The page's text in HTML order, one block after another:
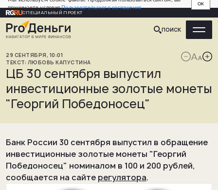
принимаете условияПользовательского соглашения
OK
СПЕЦИАЛЬНЫЙ ПРОЕКТ
ПОИСК
29 СЕНТЯБРЯ, 10:01
ЛЮБОВЬ КАПУСТИНА
ЦБ 30 сентября выпустил
инвестиционные золотые монеты
"Георгий Победоносец"
Банк России 30 сентября выпустил в обращение
инвестиционные золотые монеты "Георгий
Победоносец" номиналом в 100 и 200 рублей,
сообщается на сайте регулятора.